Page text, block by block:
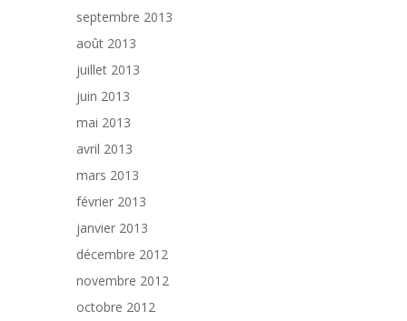
septembre 2013
août 2013
juillet 2013
juin 2013
mai 2013
avril 2013
mars 2013
février 2013
janvier 2013
décembre 2012
novembre 2012
octobre 2012